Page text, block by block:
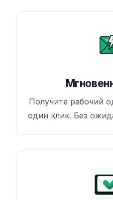
Получите рабочий
один клик. Без